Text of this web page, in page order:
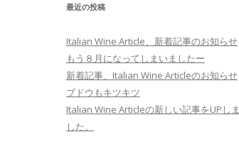
最近の投稿
Italian Wine Article、新着記事のお知らせ
もう８月になってしまいましたー
新着記事、Italian Wine Articleのお知らせ
ブドウもキツキツ
Italian Wine Articleの新しい記事をUPしま
した。